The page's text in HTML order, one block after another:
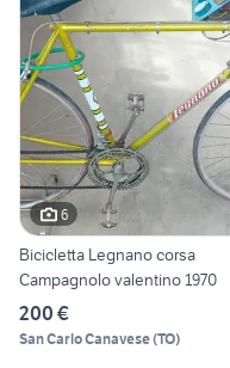
6
Bicicletta Legnano corsa
Campagnolo valentino 1970
200 €
San Carlo Canavese(TO)